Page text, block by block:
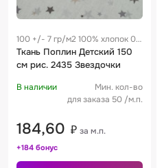
100 +/- 7 гр/м2 100% хлопок 0.3
м
Ткань Поплин Детский 150
см рис. 2435 Звездочки
В наличии
Мин. кол-во
для заказа 50 /м.п.
184,60 ₽ за м.п.
+184 бонус